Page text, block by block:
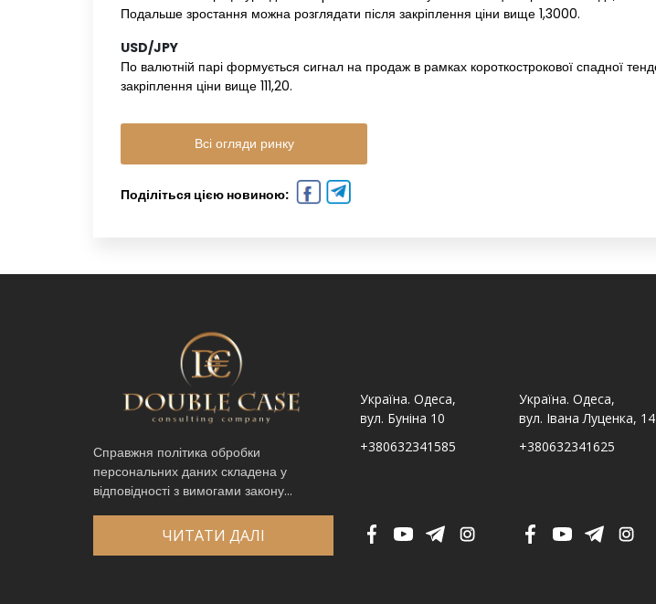
Подальше зростання можна розглядати після закріплення ціни вище 1,3000.
USD/JPY‌ ‌
По валютній парі формується сигнал на продаж в рамках короткострокової спадної
закріплення ціни вище 111,20.
Всі огляди ринку
Поділіться цією новиною:
Справжня політика обробки
персональних даних складена у
відповідності з вимогами закону...
ЧИТАТИ ДАЛІ
Україна. Львів вул.
+380632341740
Україна. Львів, просп.
Чорновола 67Г
+380632341780
Україна. Одеса,
вул. Буніна 10
+380632341585
Україна. Одеса,
вул. Івана Луценка, 14
+380632341625
Телефон *
Виберіть місто*